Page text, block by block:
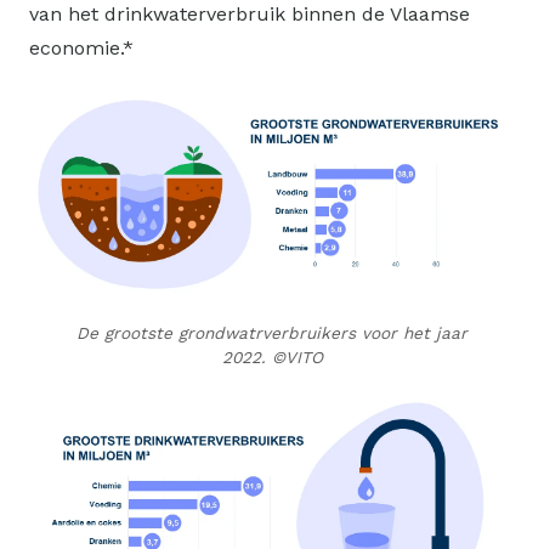
van het drinkwaterverbruik binnen de Vlaamse
economie.*
De grootste grondwatrverbruikers voor het jaar
2022. ©VITO